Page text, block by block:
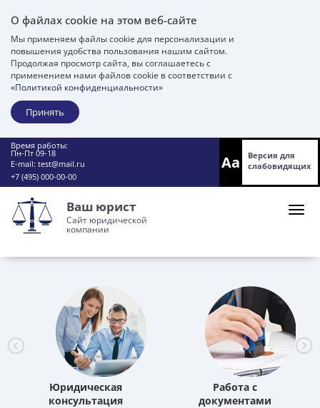
О файлах cookie на этом веб-сайте
Мы применяем файлы cookie для персонализации и
повышения удобства пользования нашим сайтом.
Продолжая просмотр сайта, вы соглашаетесь с
применением нами файлов cookie в соответствии с
«Политикой конфиденциальности»
Принять
Время работы:
Пн-Пт 09-18
E-mail: test@mail.ru
+7 (495) 000-00-00
Aa
Версия для
слабовидящих
Ваш юрист
Сайт юридической
компании
Юридическая
консультация
Работа с
документами